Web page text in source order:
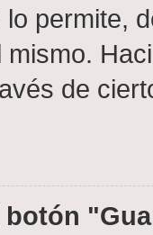
permite,
de
botón